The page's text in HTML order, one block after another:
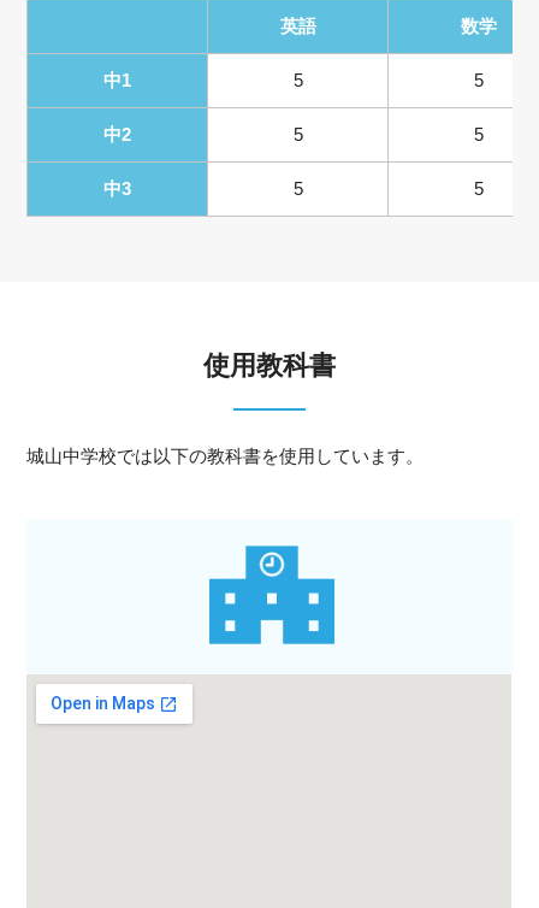
英語 数学
中1 5 5
中2 5 5
中3 5 5
使用教科書
城山中学校では以下の教科書を使用しています。